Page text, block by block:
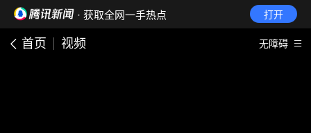
· 获取全网一手热点 打开
首页 视频 无障碍